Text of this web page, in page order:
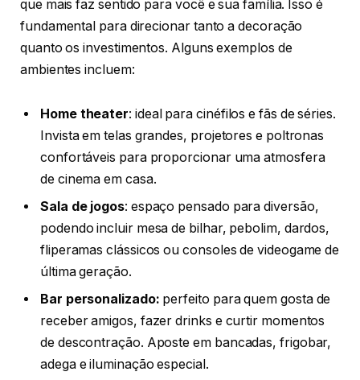
que mais faz sentido para você e sua família. Isso é
fundamental para direcionar tanto a decoração
quanto os investimentos. Alguns exemplos de
ambientes incluem:
Home theater: ideal para cinéfilos e fãs de séries.
Invista em telas grandes, projetores e poltronas
confortáveis para proporcionar uma atmosfera
de cinema em casa.
Sala de jogos: espaço pensado para diversão,
podendo incluir mesa de bilhar, pebolim, dardos,
fliperamas clássicos ou consoles de videogame de
última geração.
Bar personalizado: perfeito para quem gosta de
receber amigos, fazer drinks e curtir momentos
de descontração. Aposte em bancadas, frigobar,
adega e iluminação especial.